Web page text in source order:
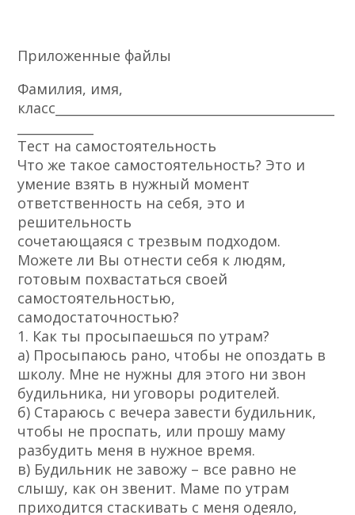
Приложенные файлы
Фамилия, имя,
класс____________________________________________
Тест на самостоятельность
Что же такое самостоятельность? Это и
умение взять в нужный момент
ответственность на себя, это и
решительность
сочетающаяся с трезвым подходом.
Можете ли Вы отнести себя к людям,
готовым похвастаться своей
самостоятельностью,
самодостаточностью?
1. Как ты просыпаешься по утрам?
а) Просыпаюсь рано, чтобы не опоздать в
школу. Мне не нужны для этого ни звон
будильника, ни уговоры родителей.
б) Стараюсь с вечера завести будильник,
чтобы не проспать, или прошу маму
разбудить меня в нужное время.
в) Будильник не завожу – все равно не
слышу, как он звенит. Маме по утрам
приходится стаскивать с меня одеяло,